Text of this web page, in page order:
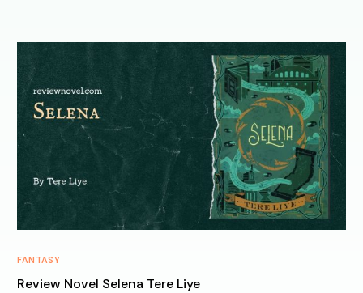
FANTASY
Review Novel Selena Tere Liye